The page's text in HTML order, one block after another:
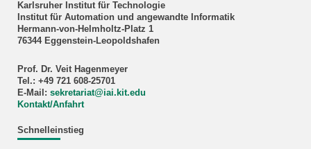
Karlsruher Institut für Technologie
Institut für Automation und angewandte Informatik
Hermann-von-Helmholtz-Platz 1
76344 Eggenstein-Leopoldshafen
Prof. Dr. Veit Hagenmeyer
Tel.: +49 721 608-25701
E-Mail: sekretariat@iai.kit.edu
Kontakt/Anfahrt
Schnelleinstieg